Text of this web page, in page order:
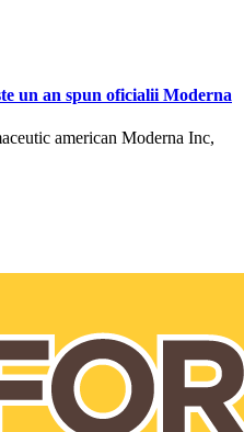
un an spun oficialii Moderna
american Moderna Inc,